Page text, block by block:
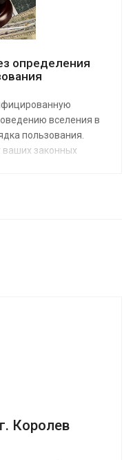
определения
вселения в
пользования.
ваших законных
Королев